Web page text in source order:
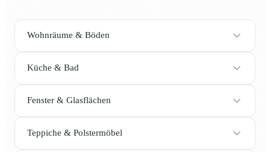
Wohnräume & Böden
Küche & Bad
Fenster & Glasflächen
Teppiche & Polstermöbel